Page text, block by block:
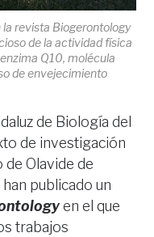
la revista Biogerontology
de la actividad física
Q10, molécula
de envejecimiento
de Biología del
de investigación
de Olavide de
han publicado un
en el que
trabajos